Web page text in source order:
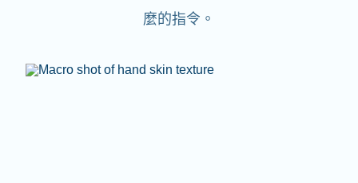
麼的指令。